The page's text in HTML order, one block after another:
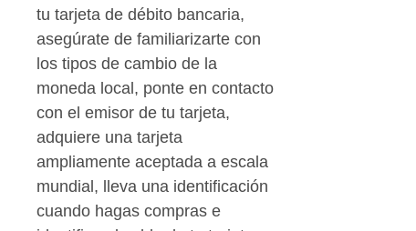
tu tarjeta de débito bancaria,
asegúrate de familiarizarte con
los tipos de cambio de la
moneda local, ponte en contacto
con el emisor de tu tarjeta,
adquiere una tarjeta
ampliamente aceptada a escala
mundial, lleva una identificación
cuando hagas compras e